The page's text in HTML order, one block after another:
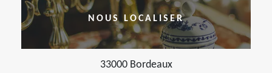
NOUS LOCALISER
33000 Bordeaux